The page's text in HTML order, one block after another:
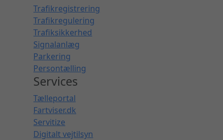
Trafikregistrering
Trafikregulering
Trafiksikkerhed
Signalanlæg
Parkering
Persontælling
Services
Tælleportal
Fartviser.dk
Servitize
Digitalt vejtilsyn